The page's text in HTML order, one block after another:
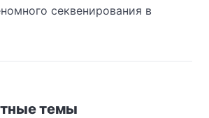
секвенирования в
темы